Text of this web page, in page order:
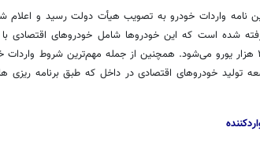
نامه واردات خودرو به تصویب هیأت دولت رسید و اعلام
یورو و خودروهای بین ۱۰ تا ۲۰ هزار یورو می‌شود. همچنین از جمله مهم‌ترین شروط
تولید خودروهای اقتصادی در داخل که طبق برنامهریزی ها